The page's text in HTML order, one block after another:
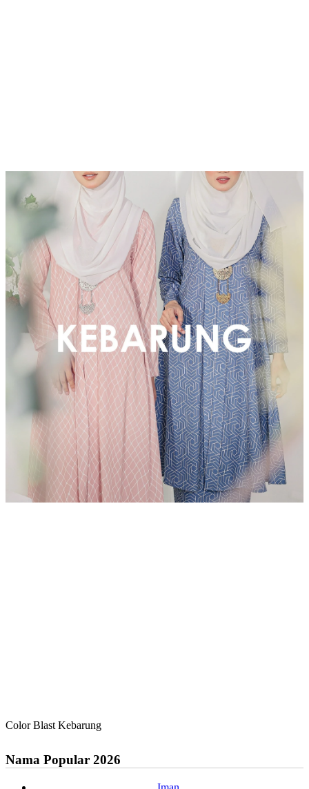
Color Blast Kebarung
Nama Popular 2026